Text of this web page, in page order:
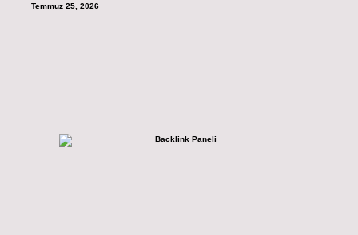
Temmuz 25, 2026